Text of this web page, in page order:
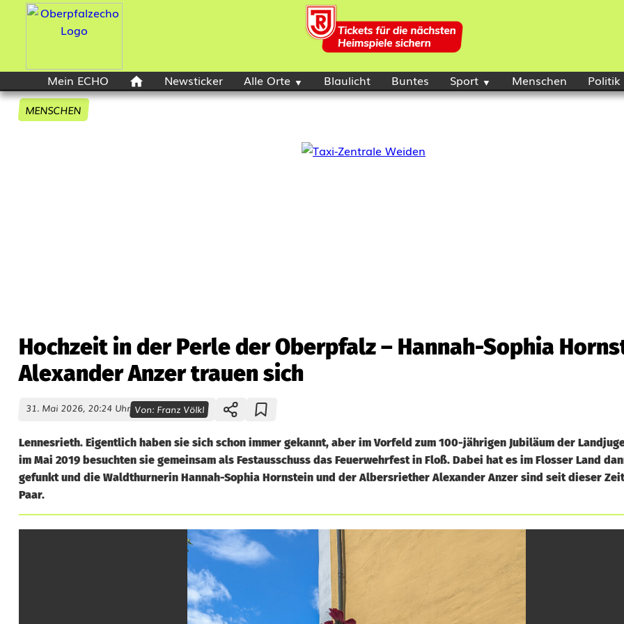
Mein ECHO Newsticker Alle Orte Blaulicht Buntes Sport Menschen Politik
MENSCHEN
Hochzeit in der Perle der Oberpfalz – Hannah-Sophia
Alexander Anzer trauen sich
31. Mai 2026, 20:24 Uhr Von: Franz Völkl
Lennesrieth. Eigentlich haben sie sich schon immer gekannt, aber im Vorfeld zum 100-jährigen Jubiläum der
im Mai 2019 besuchten sie gemeinsam als Festausschuss das Feuerwehrfest in Floß. Dabei hat es im Flosser Land
gefunkt und die Waldthurnerin Hannah-Sophia Hornstein und der Albersriether Alexander Anzer sind seit dieser
Paar.